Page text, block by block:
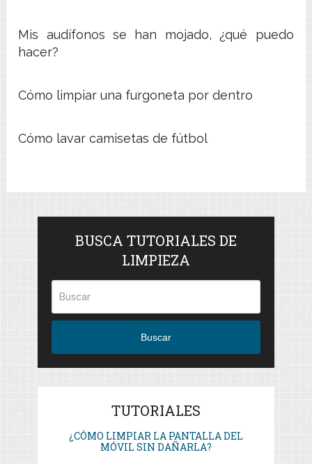
Mis audífonos se han mojado, ¿qué puedo
hacer?
Cómo limpiar una furgoneta por dentro
Cómo lavar camisetas de fútbol
BUSCA TUTORIALES DE
LIMPIEZA
Buscar
TUTORIALES
¿CÓMO LIMPIAR LA PANTALLA DEL
MÓVIL SIN DAÑARLA?